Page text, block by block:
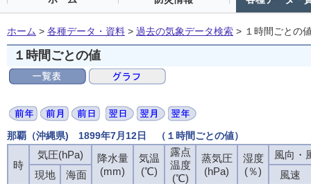
ホーム > 各種データ・資料 > 過去の気象データ検索 > １時間ごとの
１時間ごとの値
那覇（沖縄県) 1899年7月12日 （１時間ごとの値）
時
気圧(hPa)
降水量
(mm)
気温
(℃)
露点
温度
(℃)
蒸気圧
(hPa)
湿度
(％)
風向・
現地
海面
風速